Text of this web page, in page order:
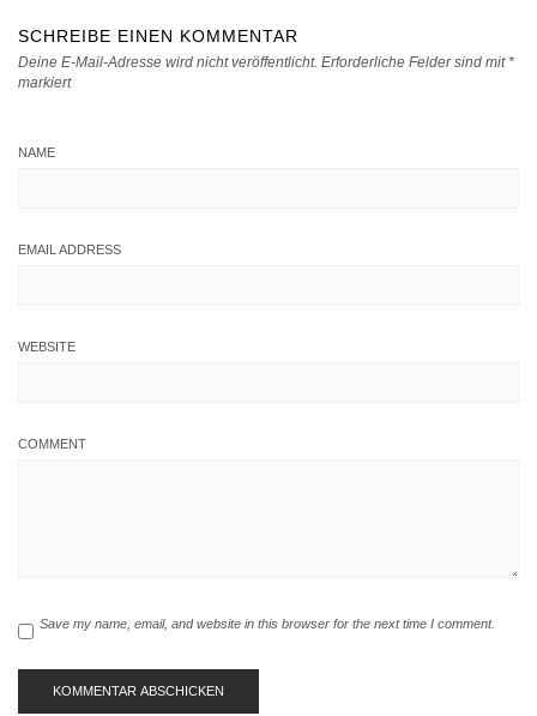
SCHREIBE EINEN KOMMENTAR
Deine E-Mail-Adresse wird nicht veröffentlicht. Erforderliche Felder sind mit*
markiert
NAME
EMAIL ADDRESS
WEBSITE
COMMENT
Save my name, email, and website in this browser for the next time I comment.